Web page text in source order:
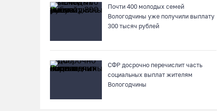
Почти 400 молодых семей
Вологодчины уже получили выплату
300 тысяч рублей
СФР досрочно перечислит часть
социальных выплат жителям
Вологодчины